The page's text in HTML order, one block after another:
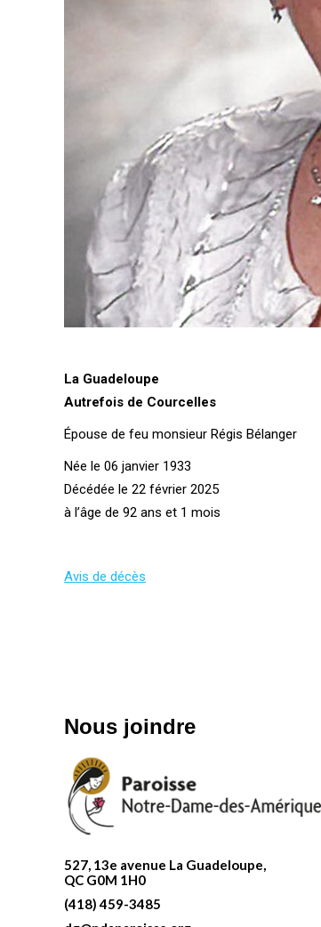
La Guadeloupe
Autrefois de Courcelles
Épouse de feu monsieur Régis Bélanger
Née le 06 janvier 1933
Décédée le 22 février 2025
à l’âge de 92 ans et 1 mois
Avis de décès
Nous joindre
527, 13e avenue La Guadeloupe,
QC G0M 1H0
(418) 459-3485